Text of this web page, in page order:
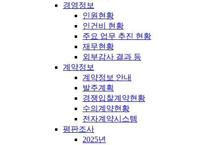
경영정보
인원현황
인건비 현황
주요 업무 추진 현황
재무현황
외부감사 결과 등
계약정보
계약정보 안내
발주계획
경쟁입찰계약현황
수의계약현황
전자계약시스템
평판조사
2025년